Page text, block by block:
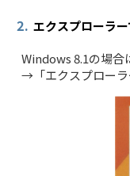
2. エクスプローラ
Windows 8.1の場合
→「エクスプローラ